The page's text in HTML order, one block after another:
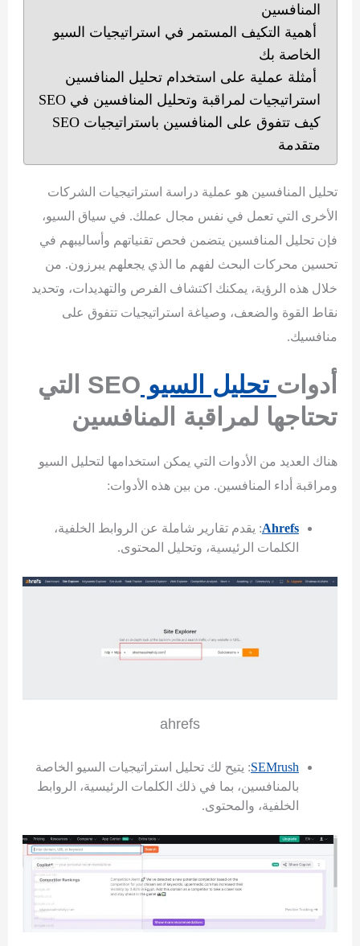
المنافسين
أهمية التكيف المستمر في استراتيجيات السيو
الخاصة بك
أمثلة عملية على استخدام تحليل المنافسين
استراتيجيات لمراقبة وتحليل المنافسين في SEO
كيف تتفوق على المنافسين باستراتيجيات SEO
متقدمة
تحليل المنافسين هو عملية دراسة استراتيجيات الشركات
الأخرى التي تعمل في نفس مجال عملك. في سياق السيو،
فإن تحليل المنافسين يتضمن فحص تقنياتهم وأساليبهم في
تحسين محركات البحث لفهم ما الذي يجعلهم يبرزون. من
خلال هذه الرؤية، يمكنك اكتشاف الفرص والتهديدات، وتحديد
نقاط القوة والضعف، وصياغة استراتيجيات تتفوق على
منافسيك.
أدوات تحليل السيو SEO التي
تحتاجها لمراقبة المنافسين
هناك العديد من الأدوات التي يمكن استخدامها لتحليل السيو
ومراقبة أداء المنافسين. من بين هذه الأدوات:
Ahrefs: يقدم تقارير شاملة عن الروابط الخلفية،
الكلمات الرئيسية، وتحليل المحتوى.
ahrefs
SEMrush: يتيح لك تحليل استراتيجيات السيو الخاصة
بالمنافسين، بما في ذلك الكلمات الرئيسية، الروابط
الخلفية، والمحتوى.